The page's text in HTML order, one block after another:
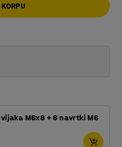
16
M6x8 + 8 navrtki M6